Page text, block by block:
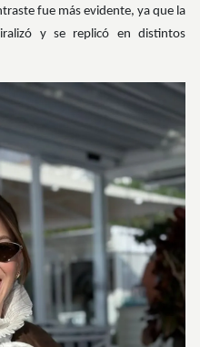
fue más evidente, ya que la
y se replicó en distintos